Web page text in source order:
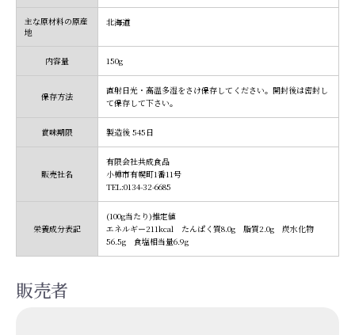
主な原材料の原産
地
北海道
内容量 150g
保存方法
直射日光・高温多湿をさけ保存してください。開封後は密封し
て保存して下さい。
賞味期限 製造後 545日
販売社名
有限会社共成食品
小樽市有幌町1番11号
TEL:0134-32-6685
栄養成分表記
(100g当たり)推定値
エネルギー211kcal たんぱく質8.0g 脂質2.0g 炭水化物
56.5g 食塩相当量6.9g
販売者